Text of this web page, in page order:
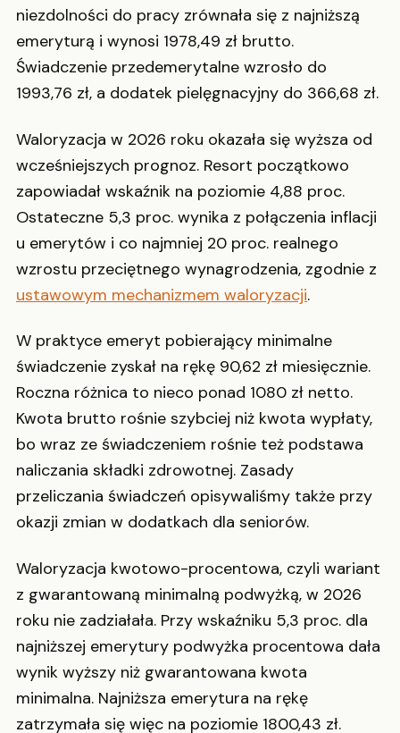
niezdolności do pracy zrównała się z najniższą
emeryturą i wynosi 1978,49 zł brutto.
Świadczenie przedemerytalne wzrosło do
1993,76 zł, a dodatek pielęgnacyjny do 366,68 zł.
Waloryzacja w 2026 roku okazała się wyższa od
wcześniejszych prognoz. Resort początkowo
zapowiadał wskaźnik na poziomie 4,88 proc.
Ostateczne 5,3 proc. wynika z połączenia inflacji
u emerytów i co najmniej 20 proc. realnego
wzrostu przeciętnego wynagrodzenia, zgodnie z
ustawowym mechanizmem waloryzacji.
W praktyce emeryt pobierający minimalne
świadczenie zyskał na rękę 90,62 zł miesięcznie.
Roczna różnica to nieco ponad 1080 zł netto.
Kwota brutto rośnie szybciej niż kwota wypłaty,
bo wraz ze świadczeniem rośnie też podstawa
naliczania składki zdrowotnej. Zasady
przeliczania świadczeń opisywaliśmy także przy
okazji zmian w dodatkach dla seniorów.
Waloryzacja kwotowo-procentowa, czyli wariant
z gwarantowaną minimalną podwyżką, w 2026
roku nie zadziałała. Przy wskaźniku 5,3 proc. dla
najniższej emerytury podwyżka procentowa dała
wynik wyższy niż gwarantowana kwota
minimalna. Najniższa emerytura na rękę
zatrzymała się więc na poziomie 1800,43 zł.